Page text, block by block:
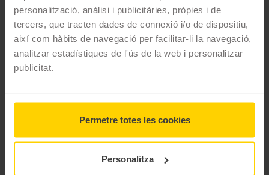
personalització, anàlisi i publicitàries, pròpies i de
tercers, que tracten dades de connexió i/o de dispositiu,
així com hàbits de navegació per facilitar-li la navegació,
analitzar estadístiques de l'ús de la web i personalitzar
publicitat.
Permetre totes les cookies
Personalitza
combustible.
CARACTERÍSTIQUES TÈCNIQUES
Marca
245/45 R20 103 Y
Estació
Estiu
No